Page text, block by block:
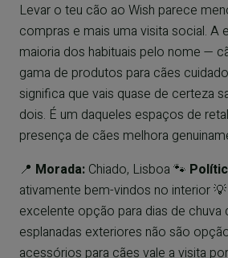
Levar o teu cão ao Wish parece
compras e mais uma visita social. A
maioria dos habituais pelo nome —
gama de produtos para cães
significa que vais quase de certeza
dois. É um daqueles espaços de
presença de cães melhora
📍 Morada: Chiado, Lisboa 🐾
ativamente bem-vindos no interior 💡
excelente opção para dias de chuva
esplanadas exteriores não são
acessórios para cães vale a visita